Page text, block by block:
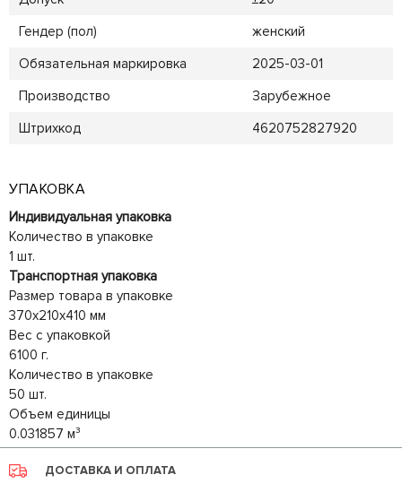
Гендер (пол)
женский
Обязательная маркировка
2025-03-01
Производство
Зарубежное
Штрихкод
4620752827920
УПАКОВКА
Индивидуальная упаковка
Количество в упаковке
1 шт.
Транспортная упаковка
Размер товара в упаковке
370x210x410 мм
Вес с упаковкой
6100 г.
Количество в упаковке
50 шт.
Объем единицы
0.031857 м³
ДОСТАВКА И ОПЛАТА